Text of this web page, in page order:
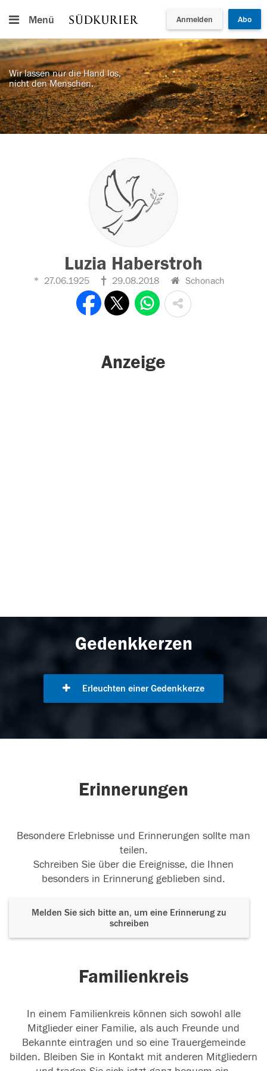
Menü Anmelden Abo
Wir lassen nur die Hand los,
nicht den Menschen.
Luzia Haberstroh
27.06.1925 29.08.2018 Schonach
Anzeige
Gedenkkerzen
Erleuchten einer Gedenkkerze
Erinnerungen
Besondere Erlebnisse und Erinnerungen sollte man
teilen.
Schreiben Sie über die Ereignisse, die Ihnen
besonders in Erinnerung geblieben sind.
Melden Sie sich bitte an, um eine Erinnerung zu
schreiben
Familienkreis
In einem Familienkreis können sich sowohl alle
Mitglieder einer Familie, als auch Freunde und
Bekannte eintragen und so eine Trauergemeinde
bilden. Bleiben Sie in Kontakt mit anderen Mitgliedern